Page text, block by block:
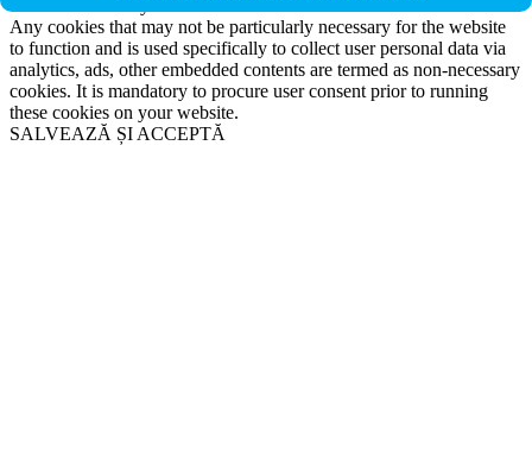
Any cookies that may not be particularly necessary for the website
to function and is used specifically to collect user personal data via
analytics, ads, other embedded contents are termed as non-necessary
cookies. It is mandatory to procure user consent prior to running
these cookies on your website.
SALVEAZĂ ȘI ACCEPTĂ